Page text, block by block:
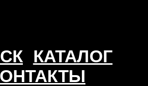
КАТАЛОГ